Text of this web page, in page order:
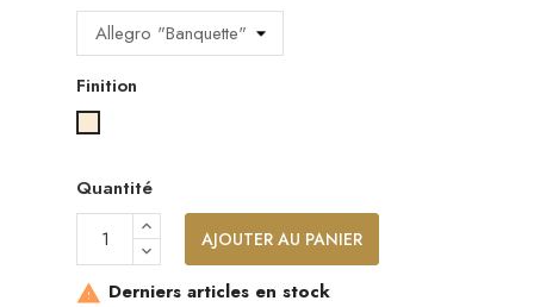
Finition
Quantité
AJOUTER AU PANIER
 Derniers articles en stock